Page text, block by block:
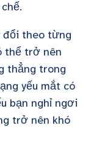
đổi theo từng
thể trở nên
thẳng trong
yếu mắt có
bạn nghỉ ngơi
trở nên khó